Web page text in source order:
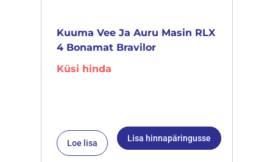
Kuuma Vee Ja Auru Masin RLX
4 Bonamat Bravilor
Küsi hinda
Loe lisa Lisa hinnapäringusse